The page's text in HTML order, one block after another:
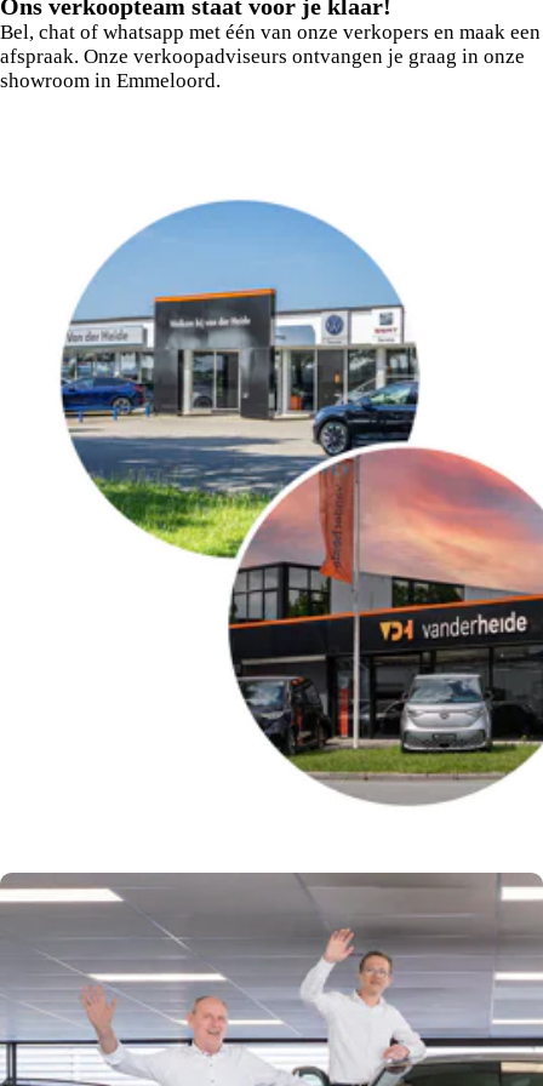
Ons verkoopteam staat voor je klaar!
Bel, chat of whatsapp met één van onze verkopers en maak een
afspraak. Onze verkoopadviseurs ontvangen je graag in onze
showroom in Emmeloord.